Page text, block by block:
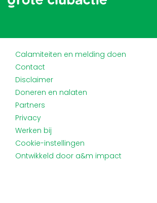
Calamiteiten en melding doen
Contact
Disclaimer
Doneren en nalaten
Partners
Privacy
Werken bij
Cookie-instellingen
Ontwikkeld door a&m impact